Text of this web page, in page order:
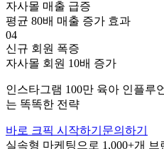
자사몰 매출 급증
평균 80배 매출 증가 효과
04
신규 회원 폭증
자사몰 회원 10배 증가
인스타그램 100만 육아 인플루
는 똑똑한 전략
바로 크픽 시작하기 문의하기
실속형 마케팅으로 1,000+개 브